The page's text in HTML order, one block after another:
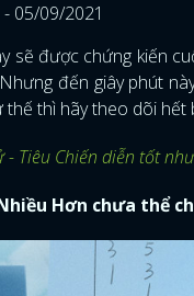
- 05/09/2021
sẽ được chứng kiến
đến giây phút
thì hãy theo dõi hết
- Tiêu Chiến diễn tốt
Hơn chưa thể